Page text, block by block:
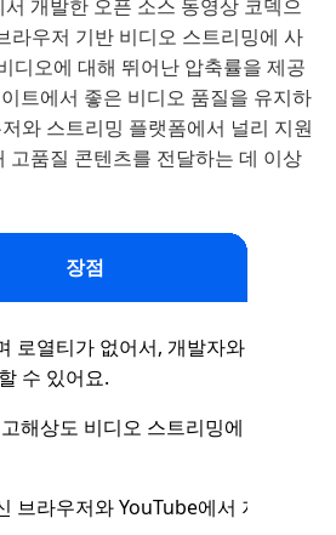
개발한 오픈 소스 동영상 코덱으
라우저 기반 비디오 스트리밍에 사
디오에 대해 뛰어난 압축률을 제공
트에서 좋은 비디오 품질을 유지하
와 스트리밍 플랫폼에서 널리 지원
고품질 콘텐츠를 전달하는 데 이상
장점
로열티가 없어서, 개발자와 플랫폼
수 있어요.
해상도 비디오 스트리밍에 매우 효
브라우저와 YouTube에서 지원돼